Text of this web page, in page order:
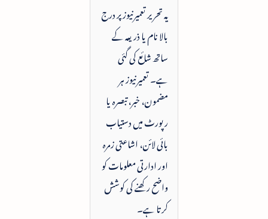
یہ تحریر تعمیرنیوز پر درج
بالا نام یا ذریعہ کے
ساتھ شائع کی گئی
ہے۔ تعمیرنیوز ہر
مضمون، خبر، تبصرہ یا
رپورٹ میں دستیاب
بائی لائن، اشاعتی زمرہ
اور ادارتی معلومات کو
واضح رکھنے کی کوشش
کرتا ہے۔